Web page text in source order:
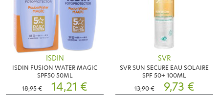
ISDIN
ISDIN FUSION WATER MAGIC
SPF50 50ML
18,95 €
14,21 €
SVR
SVR SUN SECURE EAU SOLAIRE
SPF 50+ 100ML
13,90 €
9,73 €